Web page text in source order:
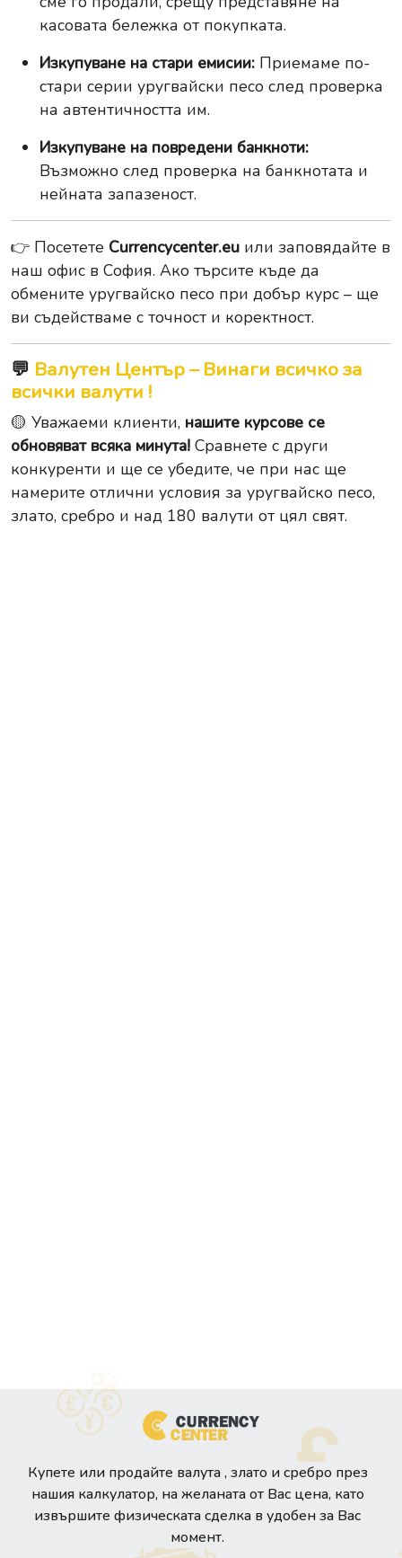
касовата бележка от покупката.
Изкупуване на стари емисии: Приемаме по-
стари серии уругвайски песо след проверка
на автентичността им.
Изкупуване на повредени банкноти:
Възможно след проверка на банкнотата и
нейната запазеност.
👉 Посетете Currencycenter.eu или заповядайте в
наш офис в София. Ако търсите къде да
обмените уругвайско песо при добър курс – ще
ви съдействаме с точност и коректност.
💬 Валутен Център – Винаги всичко за
всички валути !
🟡 Уважаеми клиенти, нашите курсове се
обновяват всяка минута! Сравнете с други
конкуренти и ще се убедите, че при нас ще
намерите отлични условия за уругвайско песо,
злато, сребро и над 180 валути от цял свят.
Купете или продайте валута , злато и сребро през
нашия калкулатор, на желаната от Вас цена, като
извършите физическата сделка в удобен за Вас
момент.